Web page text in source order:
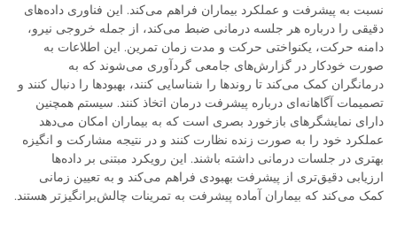
نسبت به پیشرفت و عملکرد بیماران فراهم می‌کند. این فناوری داده‌های
دقیقی را درباره هر جلسه درمانی ضبط می‌کند، از جمله خروجی نیرو،
دامنه حرکت، یکنواختی حرکت و مدت زمان تمرین. این اطلاعات به
صورت خودکار در گزارش‌های جامعی گردآوری می‌شوند که به
درمانگران کمک می‌کند تا روندها را شناسایی کنند، بهبودها را دنبال کنند و
تصمیمات آگاهانه‌ای درباره پیشرفت درمان اتخاذ کنند. سیستم همچنین
دارای نمایشگرهای بازخورد بصری است که به بیماران امکان می‌دهد
عملکرد خود را به صورت زنده نظارت کنند و در نتیجه مشارکت و انگیزه
بهتری در جلسات درمانی داشته باشند. این رویکرد مبتنی بر داده‌ها
ارزیابی دقیق‌تری از پیشرفت بهبودی فراهم می‌کند و به تعیین زمانی
کمک می‌کند که بیماران آماده پیشرفت به تمرینات چالش‌برانگیزتر هستند.